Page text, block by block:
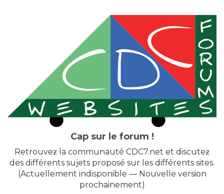
Cap sur le forum !
Retrouveƶ la communauté CDC7.net et discuteƶ
des différents sujets proposé sur les différents sites.
(Actuellement indisponible — Nouvelle version
prochainement)